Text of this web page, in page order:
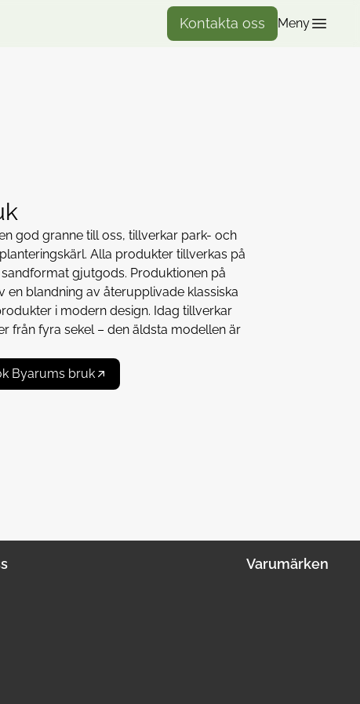
Kontakta oss Meny
god granne till oss, tillverkar park- och
Alla produkter tillverkas på
gjutgods. Produktionen på
en blandning av återupplivade klassiska
i modern design. Idag tillverkar
från fyra sekel – den äldsta modellen är
Byarums bruk
Varumärken